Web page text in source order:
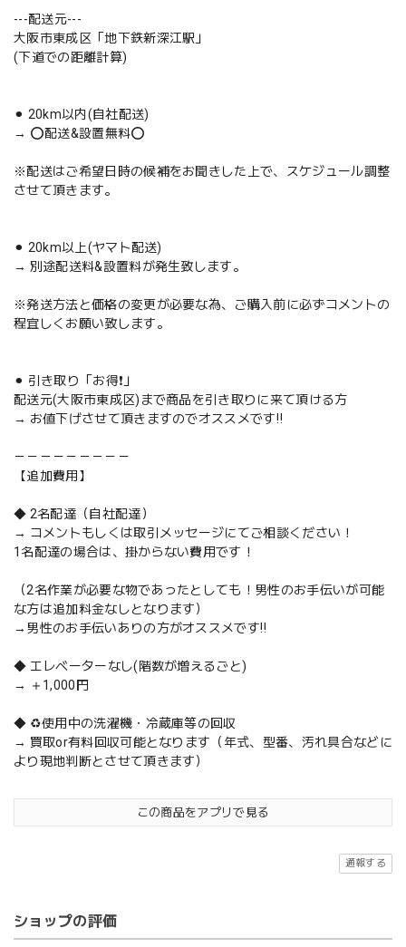
---配送元---
大阪市東成区「地下鉄新深江駅」
(下道での距離計算)
⚫︎ 20km以内(自社配送)
→ ⭕️配送&設置無料⭕️
※配送はご希望日時の候補をお聞きした上で、スケジュール調整
させて頂きます。
⚫︎ 20km以上(ヤマト配送)
→ 別途配送料&設置料が発生致します。
※発送方法と価格の変更が必要な為、ご購入前に必ずコメントの
程宜しくお願い致します。
⚫︎ 引き取り「お得❗️」
配送元(大阪市東成区)まで商品を引き取りに来て頂ける方
→ お値下げさせて頂きますのでオススメです‼️
－－－－－－－－－
【追加費用】
◆ 2名配達（自社配達）
→ コメントもしくは取引メッセージにてご相談ください！
1名配達の場合は、掛からない費用です！
（2名作業が必要な物であったとしても！男性のお手伝いが可能
な方は追加料金なしとなります）
→男性のお手伝いありの方がオススメです‼️
◆ エレベーターなし(階数が増えるごと)
→ ＋1,000円
◆ ♻️使用中の洗濯機・冷蔵庫等の回収
→ 買取or有料回収可能となります（年式、型番、汚れ具合などに
より現地判断とさせて頂きます）
この商品をアプリで見る
通報する
ショップの評価